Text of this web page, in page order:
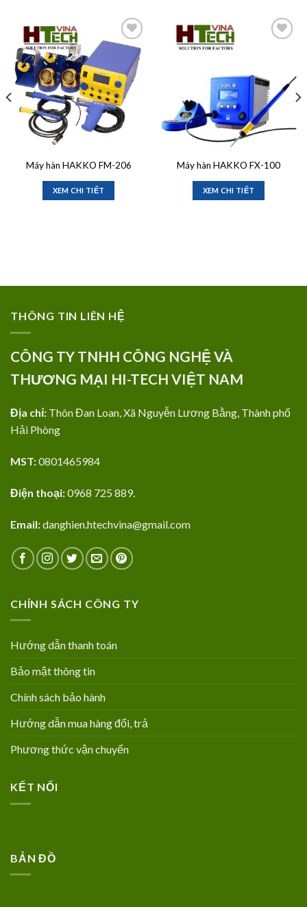
Add to
wishlist
Máy hàn HAKKO FM-206
XEM CHI TIẾT
Máy hàn HAKKO FX-100
XEM CHI TIẾT
THÔNG TIN LIÊN HỆ
CÔNG TY TNHH CÔNG NGHỆ VÀ
THƯƠNG MẠI HI-TECH VIỆT NAM
Địa chỉ: Thôn Đan Loan, Xã Nguyễn Lương Bằng, Thành phố
Hải Phòng
MST:0801465984
Điện thoại:0968 725 889.
Email:danghien.htechvina@gmail.com
CHÍNH SÁCH CÔNG TY
Hướng dẫn thanh toán
Bảo mật thông tin
Chính sách bảo hành
Hướng dẫn mua hàng đổi, trả
Phương thức vận chuyển
KẾT NỐI
BẢN ĐỒ